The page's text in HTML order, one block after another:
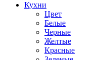
Кухни
Цвет
Белые
Черные
Желтые
Красные